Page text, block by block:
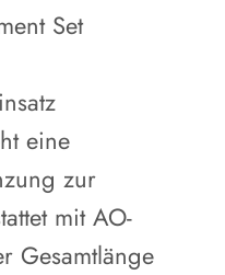
Set
eine
zur
mit AO-
Gesamtlänge